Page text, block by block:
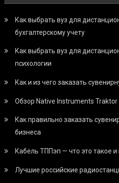
Как выбрать вуз для
бухгалтерскому учету
Как выбрать вуз для
психологии
Как и из чего заказать
Обзор Native Instruments Traktor
Как правильно заказать
бизнеса
Кабель ТППэп — что это такое
Лучшие российские